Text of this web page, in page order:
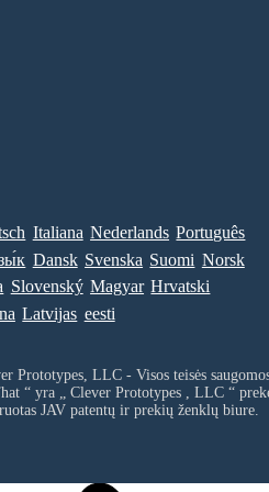
Italiana Nederlands Português
Dansk Svenska Suomi Norsk
Slovenský Magyar Hrvatski
Latvijas eesti
Prototypes, LLC - Visos teisės
“ yra „ Clever Prototypes , LLC“
JAV patentų ir prekių ženklų biure.